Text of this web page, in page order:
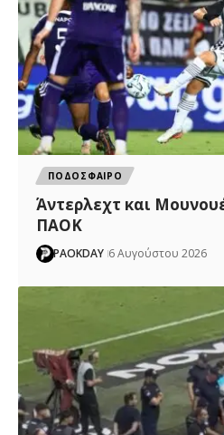
ΠΟΔΟΣΦΑΙΡΟ
Άντερλεχτ και
ΠΑΟΚ
PAOKDAY 6 Αυγούστου 2026